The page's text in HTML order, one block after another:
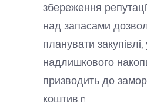
збереження
над запасами
планувати закупівлі,
надлишкового
призводить до
коштив.n